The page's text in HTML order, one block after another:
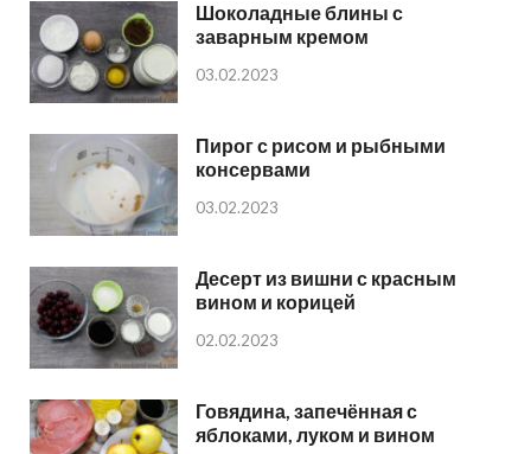
Шоколадные блины с
заварным кремом
03.02.2023
Пирог с рисом и рыбными
консервами
03.02.2023
Десерт из вишни с красным
вином и корицей
02.02.2023
Говядина, запечённая с
яблоками, луком и вином